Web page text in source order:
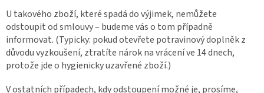
U takového zboží, které spadá do výjimek, nemůžete
odstoupit od smlouvy – budeme vás o tom případně
informovat. (Typicky: pokud otevřete potravinový doplněk z
důvodu vyzkoušení, ztratíte nárok na vrácení ve 14 dnech,
protože jde o hygienicky uzavřené zboží.)
V ostatních případech, kdy odstoupení možné je, prosíme,